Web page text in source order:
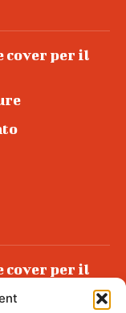
cover per il
cover per il